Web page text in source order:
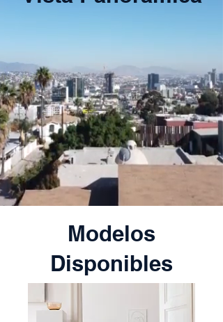
Modelos
Disponibles